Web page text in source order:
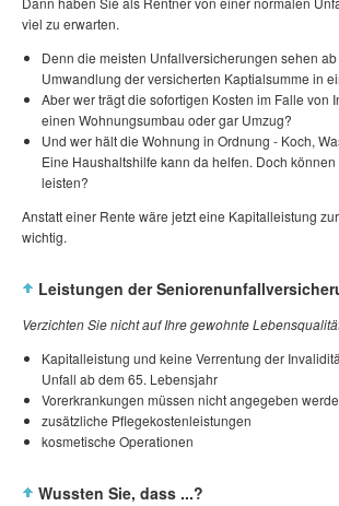
viel zu erwarten.
Denn die meisten Unfallversicherungen sehen
Umwandlung der versicherten Kaptialsumme in
Aber wer trägt die sofortigen Kosten im Falle von
einen Wohnungsumbau oder gar Umzug?
Und wer hält die Wohnung in Ordnung - Koch,
Eine Haushaltshilfe kann da helfen. Doch
leisten?
Anstatt einer Rente wäre jetzt eine Kapitalleistung
wichtig.
Leistungen der
Verzichten Sie nicht auf Ihre gewohnte
Kapitalleistung und keine Verrentung der
Unfall ab dem 65. Lebensjahr
Vorerkrankungen müssen nicht angegeben
zusätzliche Pflegekostenleistungen
kosmetische Operationen
Wussten Sie, dass ...?